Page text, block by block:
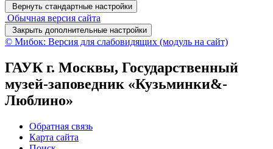
Вернуть стандартные настройки
Обычная версия сайта
Закрыть дополнительные настройки
© Мибок: Версия для слабовидящих (модуль на сайт)
ГАУК г. Москвы, Государственный
музей-заповедник «Кузьминки&-
Люблино»
Обратная связь
Карта сайта